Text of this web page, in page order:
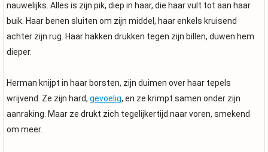
nauwelijks. Alles is zijn pik, diep in haar, die haar vult tot aan haar
buik. Haar benen sluiten om zijn middel, haar enkels kruisend
achter zijn rug. Haar hakken drukken tegen zijn billen, duwen hem
dieper.
Herman knijpt in haar borsten, zijn duimen over haar tepels
wrijvend. Ze zijn hard, gevoelig, en ze krimpt samen onder zijn
aanraking. Maar ze drukt zich tegelijkertijd naar voren, smekend
om meer.